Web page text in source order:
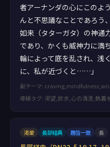
者アーナンダの心にこのよ
んと不思議なことであろう
如来（タターガタ）の神通
であり、かくも威神力に満
輪によって底を乱され、浅
に、私が近づくと……」
副テーマ:
導線タグ: 渇望,欲求,心の清澄,執着
渇愛 長部経典 趣旨一致 長